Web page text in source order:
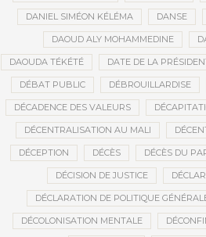
DANIEL SIMÉON KÉLÉMA DANSE
DAOUD ALY MOHAMMEDINE
DAOUDA TÉKÉTÉ DATE DE LA
DÉBAT PUBLIC DÉBROUILLARDISE
DÉCADENCE DES VALEURS
DÉCENTRALISATION AU MALI
DÉCEPTION DÉCÈS DÉCÈS DU
DÉCISION DE JUSTICE
DÉCLARATION DE POLITIQUE
DÉCOLONISATION MENTALE